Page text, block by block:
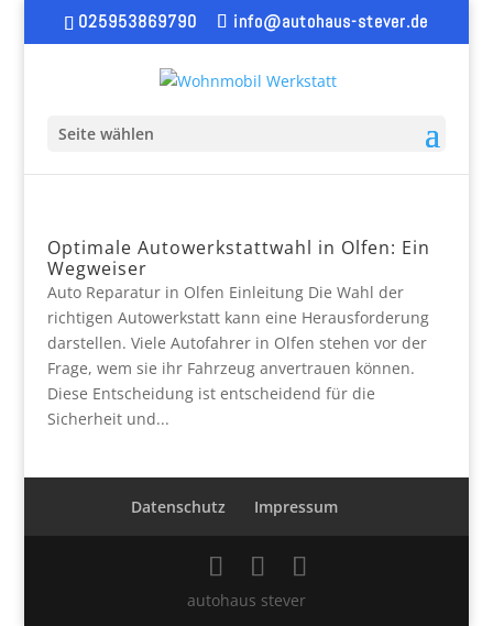
025953869790 info@autohaus-stever.de
Seite wählen
Optimale Autowerkstattwahl in Olfen: Ein
Wegweiser
Auto Reparatur in Olfen Einleitung Die Wahl der
richtigen Autowerkstatt kann eine Herausforderung
darstellen. Viele Autofahrer in Olfen stehen vor der
Frage, wem sie ihr Fahrzeug anvertrauen können.
Diese Entscheidung ist entscheidend für die
Sicherheit und...
Datenschutz Impressum
autohaus stever